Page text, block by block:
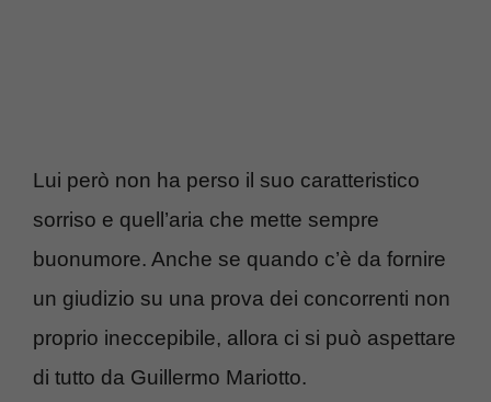
Lui però non ha perso il suo caratteristico
sorriso e quell’aria che mette sempre
buonumore. Anche se quando c’è da fornire
un giudizio su una prova dei concorrenti non
proprio ineccepibile, allora ci si può aspettare
di tutto da Guillermo Mariotto.